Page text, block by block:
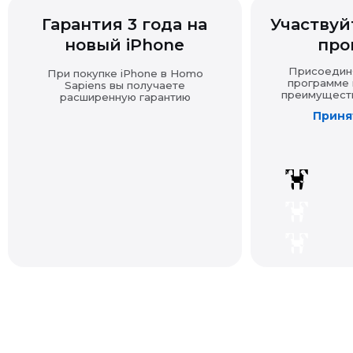
При покупке iPhone в Homo
Sapiens вы получаете
программе